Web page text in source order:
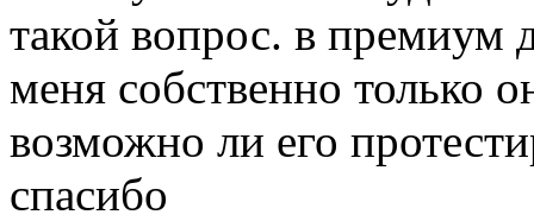
такой вопрос. в премиум
меня собственно только
возможно ли его
спасибо